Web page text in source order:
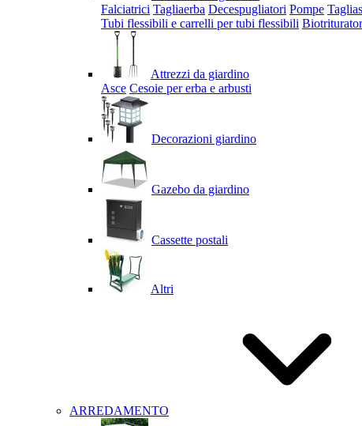
Falciatrici Tagliaerba Decespugliatori Pompe
Tubi flessibili e carrelli per tubi flessibili
Attrezzi da giardino
Asce Cesoie per erba e arbusti
Decorazioni giardino
Gazebo da giardino
Cassette postali
Altri
ARREDAMENTO